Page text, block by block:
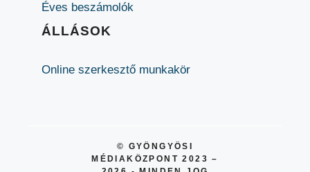
Éves beszámolók
ÁLLÁSOK
Online szerkesztő munkakör
© GYÖNGYÖSI
MÉDIAKÖZPONT 2023 –